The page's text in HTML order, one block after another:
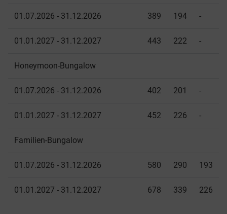
01.07.2026 - 31.12.2026 389 194 -
01.01.2027 - 31.12.2027 443 222 -
Honeymoon-Bungalow
01.07.2026 - 31.12.2026 402 201 -
01.01.2027 - 31.12.2027 452 226 -
Familien-Bungalow
01.07.2026 - 31.12.2026 580 290 193
01.01.2027 - 31.12.2027 678 339 226